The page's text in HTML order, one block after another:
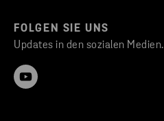
FOLGEN SIE UNS
Updates in den sozialen Medien.